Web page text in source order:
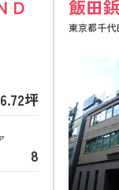
Ｄ
坪
8
飯田
東京都千